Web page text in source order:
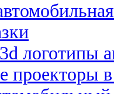
логотипы
проекторы